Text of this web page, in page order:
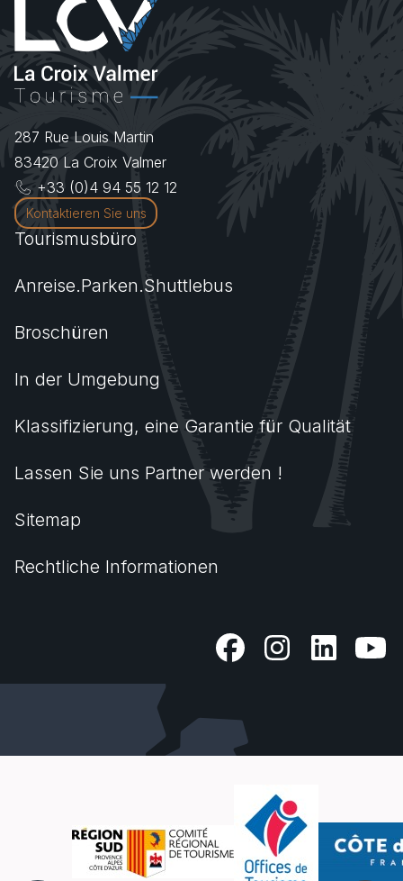
287 Rue Louis Martin
83420 La Croix Valmer
+33 (0)4 94 55 12 12
Kontaktieren Sie uns
Tourismusbüro
Anreise.Parken.Shuttlebus
Broschüren
In der Umgebung
Klassifizierung, eine Garantie für Qualität
Lassen Sie uns Partner werden !
Sitemap
Rechtliche Informationen